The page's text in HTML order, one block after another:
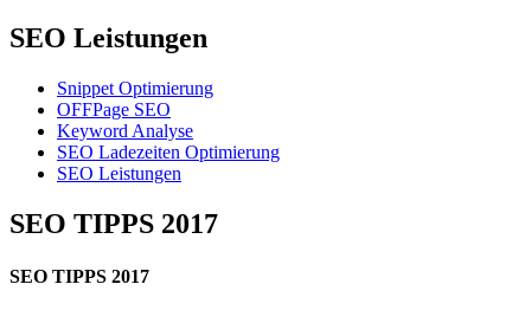
SEO Leistungen
Snippet Optimierung
OFFPage SEO
Keyword Analyse
SEO Ladezeiten Optimierung
SEO Leistungen
SEO TIPPS 2017
SEO TIPPS 2017